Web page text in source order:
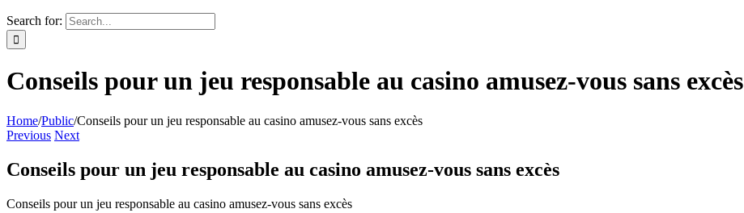
Search for:
Conseils pour un jeu responsable au casino amusez-vous sans excès
Home/Public/Conseils pour un jeu responsable au casino amusez-vous sans excès
Previous Next
Conseils pour un jeu responsable au casino amusez-vous sans excès
Conseils pour un jeu responsable au casino amusez-vous sans excès